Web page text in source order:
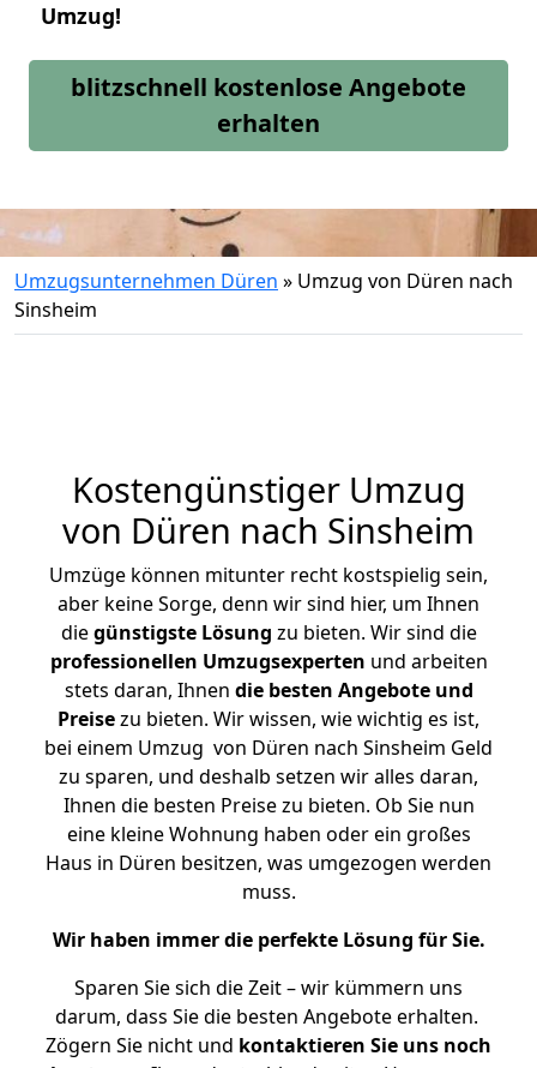
Umzug!
blitzschnell kostenlose Angebote
erhalten
Umzugsunternehmen Düren » Umzug von Düren nach
Sinsheim
Kostengünstiger Umzug
von Düren nach Sinsheim
Umzüge können mitunter recht kostspielig sein,
aber keine Sorge, denn wir sind hier, um Ihnen
diegünstigste Lösung zu bieten. Wir sind die
professionellen Umzugsexperten und arbeiten
stets daran, Ihnen die besten Angebote und
Preisezu bieten. Wir wissen, wie wichtig es ist,
bei einem Umzug von Düren nach Sinsheim Geld
zu sparen, und deshalb setzen wir alles daran,
Ihnen die besten Preise zu bieten. Ob Sie nun
eine kleine Wohnung haben oder ein großes
Haus in Düren besitzen, was umgezogen werden
muss.
Wir haben immer die perfekte Lösung für Sie.
Sparen Sie sich die Zeit – wir kümmern uns
darum, dass Sie die besten Angebote erhalten.
Zögern Sie nicht und kontaktieren Sie uns noch